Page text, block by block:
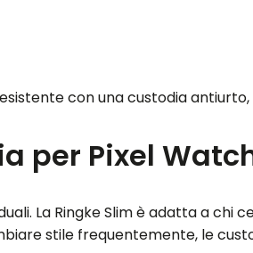
con una custodia
per Pixel
La Ringke Slim è adatta a
stile frequentemente, le